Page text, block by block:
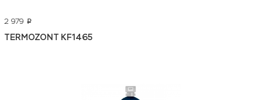
2 979 p
TERMOZONT KF1465